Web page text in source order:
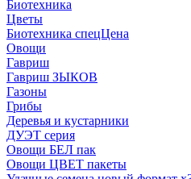
Биотехника
Цветы
Биотехника спецЦена
Овощи
Гавриш
Гавриш ЗЫКОВ
Газоны
Грибы
Деревья и кустарники
ДУЭТ серия
Овощи БЕЛ пак
Овощи ЦВЕТ пакеты